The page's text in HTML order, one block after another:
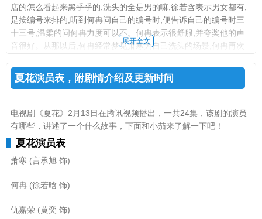
店的怎么看起来黑乎乎的,洗头的全是男的嘛,徐若含表示男女都有,
是按编号来排的,听到何冉问自己的编号时,便告诉自己的编号时三
十三号,温柔的问何冉力度可以不。何冉表示很舒服,并夸奖他的声
音很好。从那以后,何冉经常梦见萧寒为自己洗头的场景,何冉再次
不是有萧寒,便询问店里面的人,有位女生告诉何冉,之前为他洗头的
是是萧寒,是自己叫来帮忙的。并说萧寒在小洲村有一家自自己的
海皆可平。来到小洲村后,何冉一直在找萧寒的店,而此时的萧寒正
在跟猫咪做房子,悠闲的听着歌。正当小萧寒跟猫咪说话时,看到了
何冉,所谓一见钟情大概就是这样。萧寒温柔的问何冉是洗头吗?何
然表示洗头。萧寒看见她干净的头发后便说,这不是刚洗过吗?但是
听到何冉说,洗过就不能再洗吗?便开始准备,并让何冉躺下。听到萧
自己洗头。猫咪在地上开心的跑着,一切看似那么的美好,何冉询问
便为他吹干了头发,并询问他要剪头发吗?何然表示是他剪吗?并询问
展开全文
夏花演员表，附剧情介绍及更新时间
电视剧《夏花》2月13日在腾讯视频播出，一共24集，该剧的演员
有哪些，讲述了一个什么故事，下面和小茄来了解一下吧！
夏花演员表
萧寒 (言承旭 饰)
何冉 (徐若晗 饰)
仇嘉荣 (黄奕 饰)